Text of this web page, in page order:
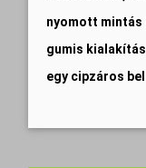
nyomott mintás
gumis
egy cipzáros